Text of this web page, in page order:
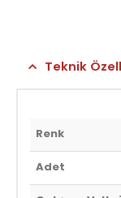
Teknik
Renk
Adet